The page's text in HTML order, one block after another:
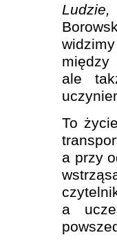
ale
To
a przy
a